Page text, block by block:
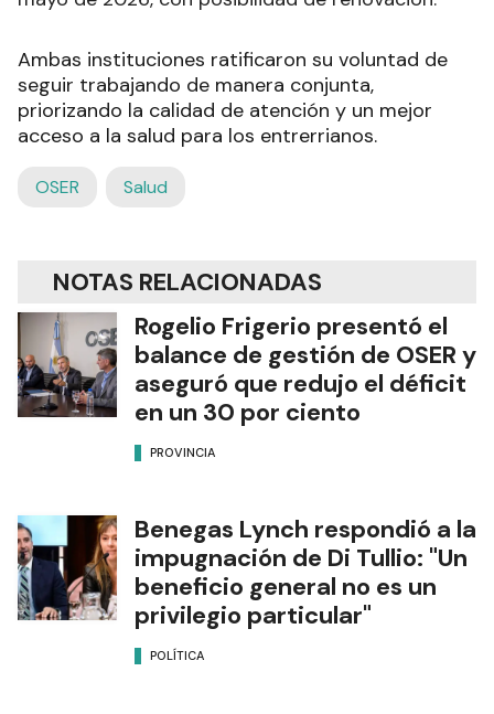
Ambas instituciones ratificaron su voluntad de
seguir trabajando de manera conjunta,
priorizando la calidad de atención y un mejor
acceso a la salud para los entrerrianos.
OSER Salud
NOTAS RELACIONADAS
Rogelio Frigerio presentó el
balance de gestión de OSER y
aseguró que redujo el déficit
en un 30 por ciento
PROVINCIA
Benegas Lynch respondió a la
impugnación de Di Tullio: "Un
beneficio general no es un
privilegio particular"
POLÍTICA